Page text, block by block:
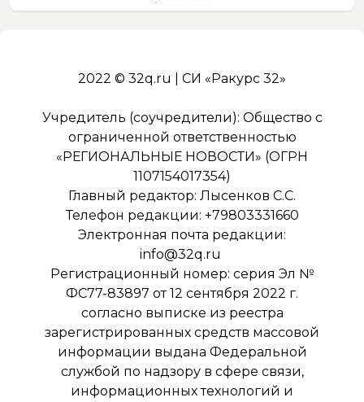
2022 © 32q.ru | СИ «Ракурс 32»
Учредитель (соучредители): Общество с
ограниченной ответственностью
«РЕГИОНАЛЬНЫЕ НОВОСТИ» (ОГРН
1107154017354)
Главный редактор: Лысенков С.С.
Телефон редакции: +79803331660
Электронная почта редакции:
info@32q.ru
Регистрационный номер: серия Эл №
ФС77-83897 от 12 сентября 2022 г.
согласно выписке из реестра
зарегистрированных средств массовой
информации выдана Федеральной
службой по надзору в сфере связи,
информационных технологий и